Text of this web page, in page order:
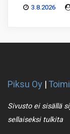
3.8.2026
Piksu Oy |
Sivusto ei sisällä
sellaiseksi tulkita